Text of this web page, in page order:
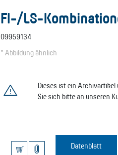
FI-/LS-
09959134
* Abbildung ähnlich
Dieses ist ein Archivartikel
Sie sich bitte an unseren
Datenblatt